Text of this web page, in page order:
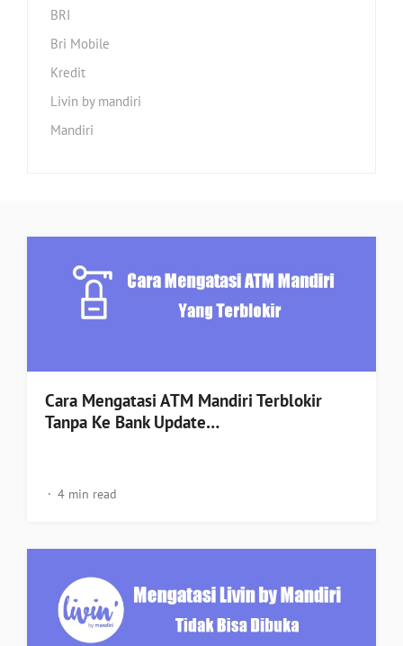
BRI
Bri Mobile
Kredit
Livin by mandiri
Mandiri
Cara Mengatasi ATM Mandiri Terblokir
Tanpa Ke Bank Update…
4 min read